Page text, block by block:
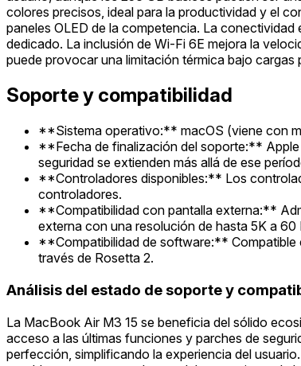
colores precisos, ideal para la productividad y el
paneles OLED de la competencia. La
dedicado. La inclusión de Wi-Fi 6E mejora la
puede provocar una limitación térmica bajo cargas
Soporte y compatibilidad
**Sistema operativo:** macOS (viene con
**Fecha de finalización del soporte:** Apple
seguridad se extienden más allá de ese
**Controladores disponibles:** Los
controladores.
**Compatibilidad con pantalla externa:**
externa con una resolución de hasta 5K a 60
**Compatibilidad de software:** Compatible
través de Rosetta 2.
Análisis del estado de soporte y
La MacBook Air M3 15 se beneficia del sólido
acceso a las últimas funciones y parches de
perfección, simplificando la experiencia del